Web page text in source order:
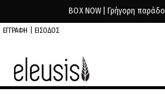
BOX NOW | Γρήγορη
ΕΓΓΡΑΦΗ ΕΙΣΟΔΟΣ